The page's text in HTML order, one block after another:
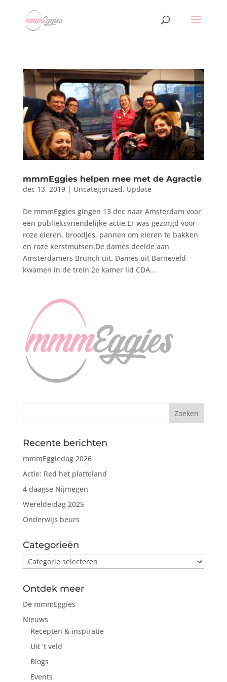
mmmEggies helpen mee met de Agractie
dec 13, 2019| Uncategorized, Update
De mmmEggies gingen 13 dec naar Amsterdam voor
een publieksvriendelijke actie.Er was gezorgd voor
roze eieren, broodjes, pannen om eieren te bakken
en roze kerstmutsen.De dames deelde aan
Amsterdamers Brunch uit. Dames uit Barneveld
kwamen in de trein 2e kamer lid CDA...
Recente berichten
mmmEggiedag 2026
Actie: Red het platteland
4 daagse Nijmegen
Wereldeidag 2025
Onderwijs beurs
Categorieën
Categorieën
Ontdek meer
De mmmEggies
Nieuws
Recepten & inspiratie
Uit ’t veld
Blogs
Events